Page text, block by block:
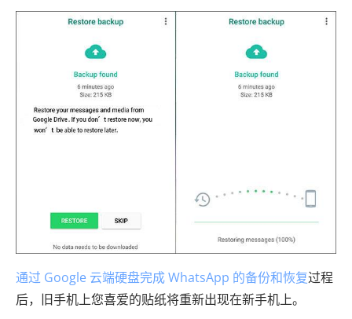
通过 Google 云端硬盘完成 WhatsApp 的备份和恢复过程
后，旧手机上您喜爱的贴纸将重新出现在新手机上。